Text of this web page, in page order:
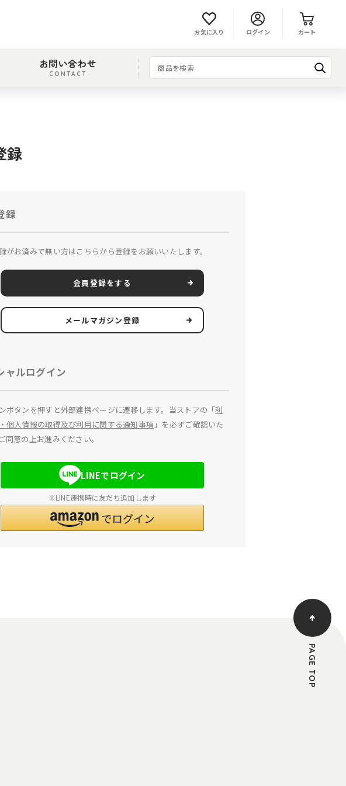
ログイン
お気に入り カート
お問い合わせ
CONTACT
録
録
がお済みで無い方はこちらから登録をお願いいたします。
会員登録をする
メールマガジン登録
ャルログイン
ボタンを押すと外部連携ページに遷移します。当ストアの「利
個人情報の取得及び利用に関する通知事項 」を必ずご確認いた
同意の上お進みください。
LINEでログイン
※LINE連携時に友だち追加します
PAGE TOP